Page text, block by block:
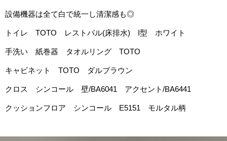
設備機器は全て白で統一し清潔感も◎
トイレ TOTO レストパル(床排水) I型 ホワイト
手洗い 紙巻器 タオルリング TOTO
キャビネット TOTO ダルブラウン
クロス シンコール 壁/BA6041 アクセント/BA6441
クッションフロア シンコール E5151 モルタル柄